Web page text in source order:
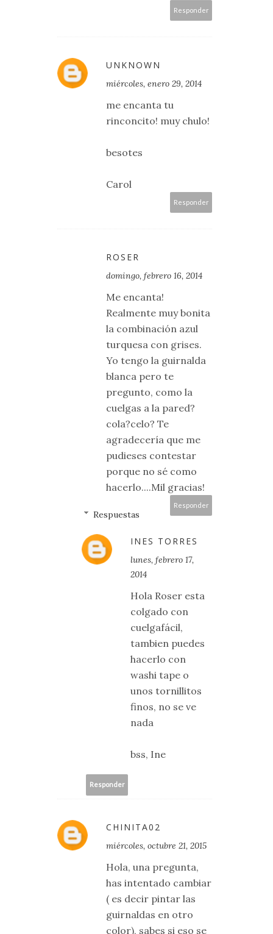
Responder
UNKNOWN
miércoles, enero 29, 2014
me encanta tu
rinconcito! muy chulo!
besotes
Carol
Responder
ROSER
domingo, febrero 16, 2014
Me encanta!
Realmente muy bonita
la combinación azul
turquesa con grises.
Yo tengo la guirnalda
blanca pero te
pregunto, como la
cuelgas a la pared?
cola?celo? Te
agradecería que me
pudieses contestar
porque no sé como
hacerlo....Mil gracias!
Responder
Respuestas
INES TORRES
lunes, febrero 17,
2014
Hola Roser esta
colgado con
cuelgafácil,
tambien puedes
hacerlo con
washi tape o
unos tornillitos
finos, no se ve
nada
bss, Ine
Responder
CHINITA02
miércoles, octubre 21, 2015
Hola, una pregunta,
has intentado cambiar
( es decir pintar las
guirnaldas en otro
color), sabes si eso se